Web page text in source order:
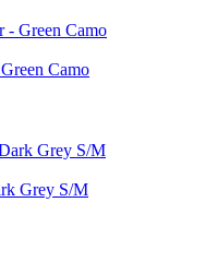
Camo
Grey S/M